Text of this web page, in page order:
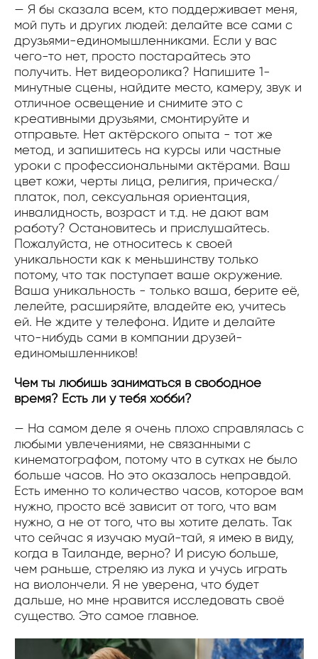
— Я бы сказала всем, кто поддерживает меня,
мой путь и других людей: делайте все сами с
друзьями-единомышленниками. Если у вас
чего-то нет, просто постарайтесь это
получить. Нет видеоролика? Напишите 1-
минутные сцены, найдите место, камеру, звук и
отличное освещение и снимите это с
креативными друзьями, смонтируйте и
отправьте. Нет актёрского опыта - тот же
метод, и запишитесь на курсы или частные
уроки с профессиональными актёрами. Ваш
цвет кожи, черты лица, религия, прическа/
платок, пол, сексуальная ориентация,
инвалидность, возраст и т.д. не дают вам
работу? Остановитесь и прислушайтесь.
Пожалуйста, не относитесь к своей
уникальности как к меньшинству только
потому, что так поступает ваше окружение.
Ваша уникальность - только ваша, берите её,
лелейте, расширяйте, владейте ею, учитесь
ей. Не ждите у телефона. Идите и делайте
что-нибудь сами в компании друзей-
единомышленников!
Чем ты любишь заниматься в свободное
время? Есть ли у тебя хобби?
— На самом деле я очень плохо справлялась с
любыми увлечениями, не связанными с
кинематографом, потому что в сутках не было
больше часов. Но это оказалось неправдой.
Есть именно то количество часов, которое вам
нужно, просто всё зависит от того, что вам
нужно, а не от того, что вы хотите делать. Так
что сейчас я изучаю муай-тай, я имею в виду,
когда в Таиланде, верно? И рисую больше,
чем раньше, стреляю из лука и учусь играть
на виолончели. Я не уверена, что будет
дальше, но мне нравится исследовать своё
существо. Это самое главное.